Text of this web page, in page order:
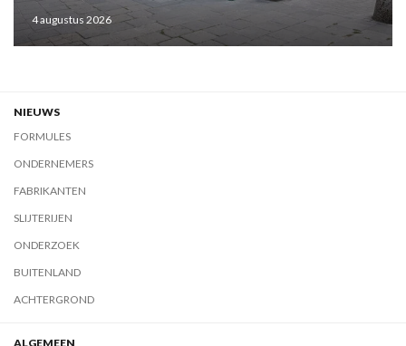
4 augustus 2026
NIEUWS
FORMULES
ONDERNEMERS
FABRIKANTEN
SLIJTERIJEN
ONDERZOEK
BUITENLAND
ACHTERGROND
ALGEMEEN